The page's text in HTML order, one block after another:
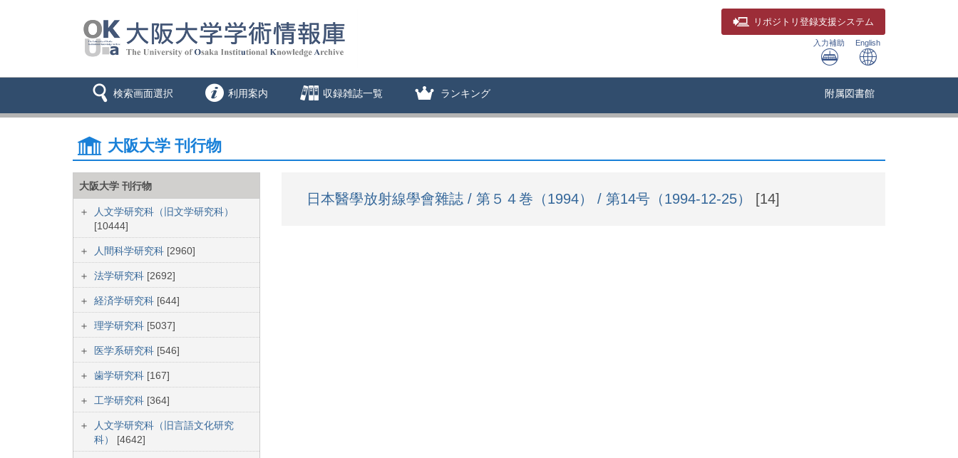
リポジトリ 登録支援システム
入力補助 English
検索画面選択 利用案内 収録雑誌一覧 ランキング 附属図書館
大阪大学 刊行物
大阪大学 刊行物
人文学研究科（旧文学研究科）
[10444]
人間科学研究科 [2960]
法学研究科 [2692]
経済学研究科 [644]
理学研究科 [5037]
医学系研究科 [546]
歯学研究科 [167]
工学研究科 [364]
人文学研究科（旧言語文化研究
科） [4642]
日本醫學放射線學會雜誌 / 第５４巻（1994） / 第14号（1994-12-25） [14]